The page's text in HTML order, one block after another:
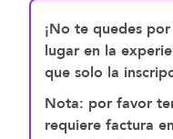
¡No te quedes
lugar en la
que solo la
Nota: por favor
requiere factura